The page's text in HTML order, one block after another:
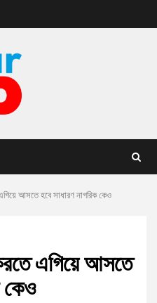
আসতে হবে সাধারণ নাগরিক কেও
এগিয়ে আসতে
কেও